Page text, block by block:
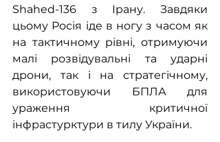
Shahed-136 з Ірану. Завдяки
цьому Росія іде в ногу з часом як
на тактичному рівні, отримуючи
малі розвідувальні та ударні
дрони, так і на стратегічному,
використовуючи БПЛА для
ураження критичної
інфрастурктури в тилу України.